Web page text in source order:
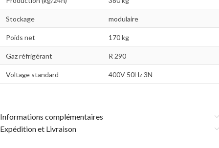
Stockage modulaire
Poids net 170 kg
Gaz réfrigérant R 290
Voltage standard 400V 50Hz 3N
Informations complémentaires
Expédition et Livraison